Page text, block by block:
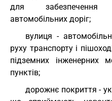
для забезпечення
автомобільних доріг;
вулиця -
руху транспорту і
підземних інженерних
пунктів;
дорожнє покриття -